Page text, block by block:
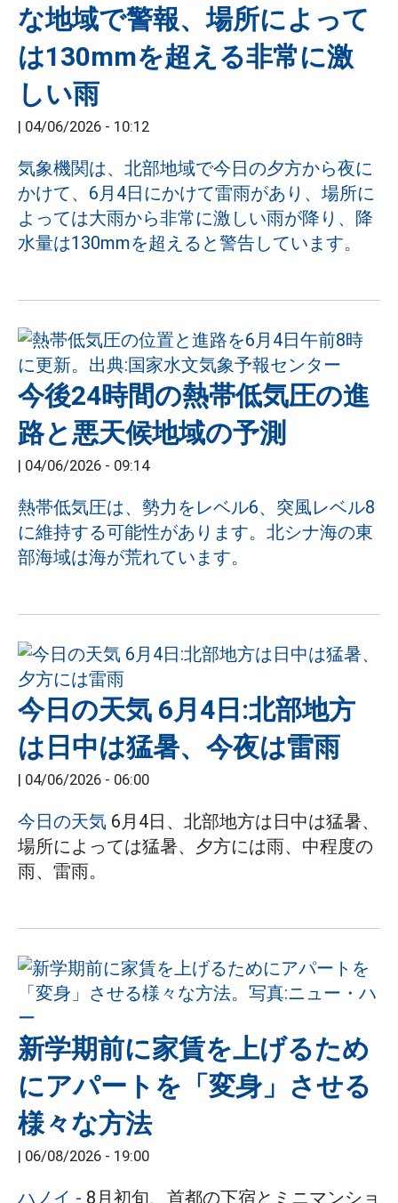
な地域で警報、場所によって
は130mmを超える非常に激
しい雨
| 04/06/2026 - 10:12
気象機関は、北部地域で今日の夕方から夜に
かけて、6月4日にかけて雷雨があり、場所に
よっては大雨から非常に激しい雨が降り、降
水量は130mmを超えると警告しています。
今後24時間の熱帯低気圧の進
路と悪天候地域の予測
| 04/06/2026 - 09:14
熱帯低気圧は、勢力をレベル6、突風レベル8
に維持する可能性があります。北シナ海の東
部海域は海が荒れています。
今日の天気 6月4日:北部地方
は日中は猛暑、今夜は雷雨
| 04/06/2026 - 06:00
今日の天気 6月4日、北部地方は日中は猛暑、
場所によっては猛暑、夕方には雨、中程度の
雨、雷雨。
新学期前に家賃を上げるため
にアパートを「変身」させる
様々な方法
| 06/08/2026 - 19:00
ハノイ - 8月初旬、首都の下宿とミニマンショ